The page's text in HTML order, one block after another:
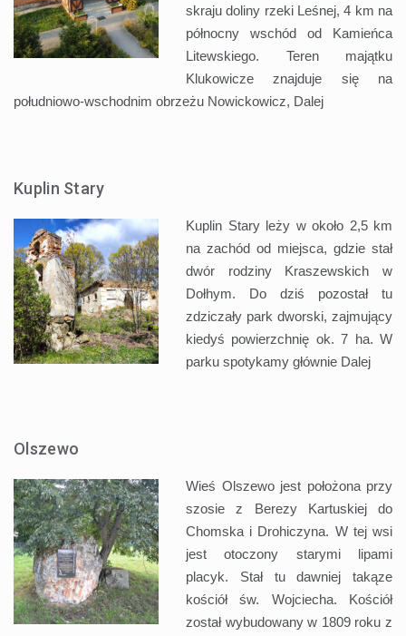
skraju doliny rzeki Leśnej, 4 km na
północny wschód od Kamieńca
Litewskiego. Teren majątku
Klukowicze znajduje się na
południowo-wschodnim obrzeżu Nowickowicz, Dalej
Kuplin Stary
Kuplin Stary leży w około 2,5 km
na zachód od miejsca, gdzie stał
dwór rodziny Kraszewskich w
Dołhym. Do dziś pozostał tu
zdziczały park dworski, zajmujący
kiedyś powierzchnię ok. 7 ha. W
parku spotykamy głównie Dalej
Olszewo
Wieś Olszewo jest położona przy
szosie z Berezy Kartuskiej do
Chomska i Drohiczyna. W tej wsi
jest otoczony starymi lipami
placyk. Stał tu dawniej takąze
kościół św. Wojciecha. Kościół
został wybudowany w 1809 roku z